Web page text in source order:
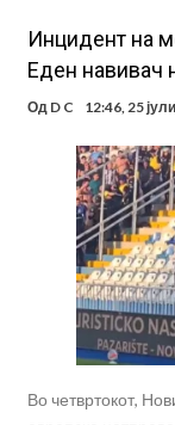
Инцидент на
Еден навивач
Од D C 12:46, 25 јули
Во четвртокот,